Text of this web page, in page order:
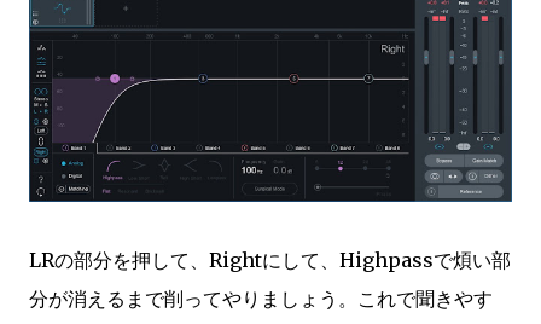
LRの部分を押して、Rightにして、Highpassで煩い部
分が消えるまで削ってやりましょう。これで聞きやす